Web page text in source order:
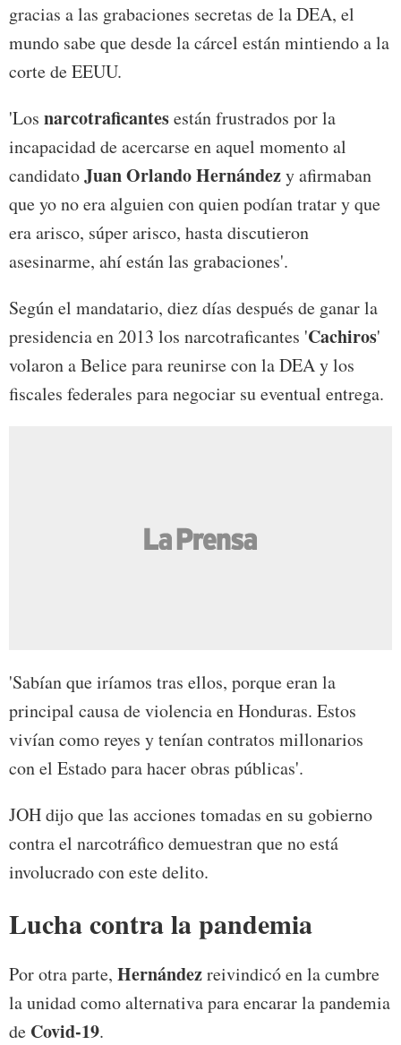
gracias a las grabaciones secretas de la DEA, el
mundo sabe que desde la cárcel están mintiendo a la
corte de EEUU.
'Los narcotraficantesestán frustrados por la
incapacidad de acercarse en aquel momento al
candidatoJuan Orlando Hernándezy afirmaban
que yo no era alguien con quien podían tratar y que
era arisco, súper arisco, hasta discutieron
asesinarme, ahí están las grabaciones'.
Según el mandatario, diez días después de ganar la
presidencia en 2013 los narcotraficantes 'Cachiros'
volaron a Belice para reunirse con la DEA y los
fiscales federales para negociar su eventual entrega.
'Sabían que iríamos tras ellos, porque eran la
principal causa de violencia en Honduras. Estos
vivían como reyes y tenían contratos millonarios
con el Estado para hacer obras públicas'.
JOH dijo que las acciones tomadas en su gobierno
contra el narcotráfico demuestran que no está
involucrado con este delito.
Lucha contra la pandemia
Por otra parte, Hernándezreivindicó en la cumbre
la unidad como alternativa para encarar la pandemia
de Covid-19.